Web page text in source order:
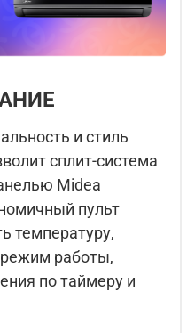
и стиль
сплит-система
Midea
пульт
температуру,
работы,
по таймеру и